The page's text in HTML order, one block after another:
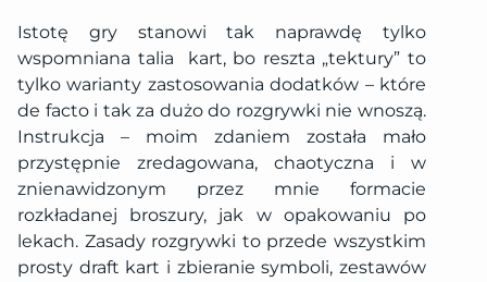
Istotę gry stanowi tak naprawdę tylko
wspomniana talia
kart, bo reszta „tektury” to
tylko warianty zastosowania dodatków – które
de facto i tak za dużo do rozgrywki nie wnoszą.
Instrukcja – moim zdaniem została mało
przystępnie zredagowana, chaotyczna i w
znienawidzonym przez mnie formacie
rozkładanej broszury, jak w opakowaniu po
lekach. Zasady rozgrywki to przede wszystkim
prosty draft kart i zbieranie symboli, zestawów